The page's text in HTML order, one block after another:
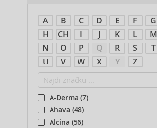
A B C D E F
G
H
CH I J K L
M
N
O P Q R S
T
U
V W X Y Z
A-Derma (7)
Ahava (48)
Alcina (56)